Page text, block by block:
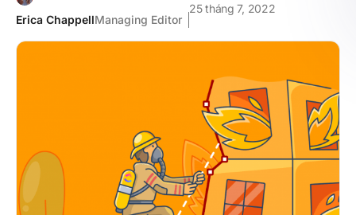
Erica ChappellManaging Editor
25 tháng 7, 2022